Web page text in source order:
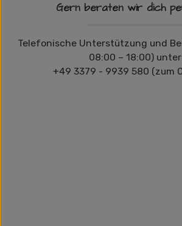
Gern beraten wir dich
Telefonische Unterstützung und
08:00 – 18:00)
+49 3379 - 9939 580 (zum